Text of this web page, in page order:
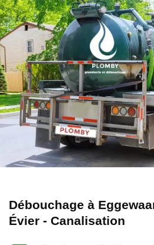
Débouchage à
Évier - Canalisation